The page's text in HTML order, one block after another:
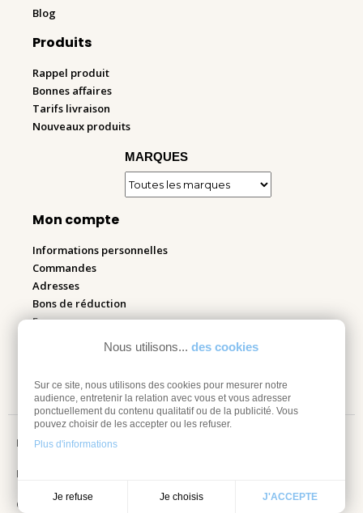
Nous utilisons... des cookies
Sur ce site, nous utilisons des cookies pour mesurer notre
audience, entretenir la relation avec vous et vous adresser
ponctuellement du contenu qualitatif ou de la publicité. Vous
pouvez choisir de les accepter ou les refuser.
Plus d'informations
Je refuse Je choisis J'ACCEPTE
Blog
Produits
Rappel produit
Bonnes affaires
Tarifs livraison
Nouveaux produits
MARQUES
Mon compte
Informations personnelles
Commandes
Adresses
Bons de réduction
Espace pro
Mentions légales
Information sur les cookies
Conditions Générales de vente